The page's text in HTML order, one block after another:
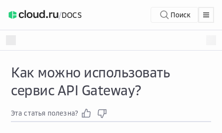
/DOCS Поиск
Как можно использовать
сервис API Gateway?
Эта статья полезна?